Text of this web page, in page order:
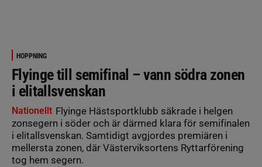
HOPPNING
Flyinge till semifinal – vann södra zonen
i elitallsvenskan
Nationellt Flyinge Hästsportklubb säkrade i helgen
zonsegern i söder och är därmed klara för semifinalen
i elitallsvenskan. Samtidigt avgjordes premiären i
mellersta zonen, där Västerviksortens Ryttarförening
tog hem segern.